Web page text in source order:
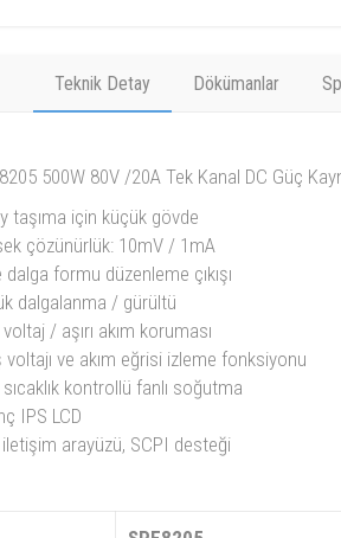
Teknik Detay Dökümanlar
500W 80V /20A Tek Kanal DC Güç
taşıma için küçük gövde
çözünürlük: 10mV / 1mA
dalga formu düzenleme çıkışı
dalgalanma / gürültü
voltaj / aşırı akım koruması
voltajı ve akım eğrisi izleme fonksiyonu
sıcaklık kontrollü fanlı soğutma
IPS LCD
iletişim arayüzü, SCPI desteği